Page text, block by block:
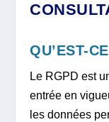
QU’EST-
Le RGPD est
entrée en
les données